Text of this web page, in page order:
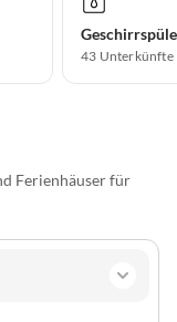
43 Unterkünfte
Ferienhäuser für